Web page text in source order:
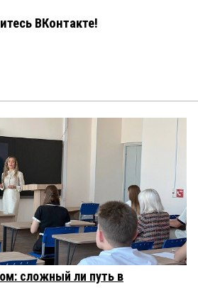
ВКонтакте!
сложный ли путь в